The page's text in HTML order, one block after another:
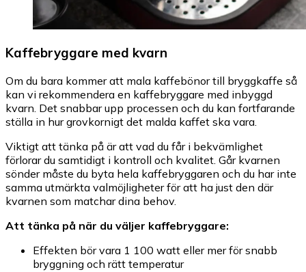
Kaffebryggare med kvarn
Om du bara kommer att mala kaffebönor till bryggkaffe så
kan vi rekommendera en kaffebryggare med inbyggd
kvarn. Det snabbar upp processen och du kan fortfarande
ställa in hur grovkornigt det malda kaffet ska vara.
Viktigt att tänka på är att vad du får i bekvämlighet
förlorar du samtidigt i kontroll och kvalitet. Går kvarnen
sönder måste du byta hela kaffebryggaren och du har inte
samma utmärkta valmöjligheter för att ha just den där
kvarnen som matchar dina behov.
Att tänka på när du väljer kaffebryggare:
Effekten bör vara 1 100 watt eller mer för snabb
bryggning och rätt temperatur